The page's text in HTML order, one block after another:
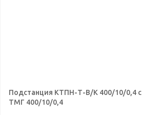
Подстанция КТПН-Т-В/К 400/10/0,4 с
ТМГ 400/10/0,4